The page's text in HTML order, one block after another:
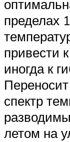
пределах
привести
иногда к
спектр
летом на